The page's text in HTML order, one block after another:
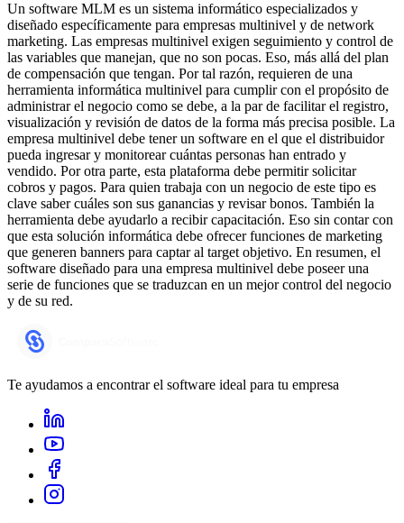
Un software MLM es un sistema informático especializados y
diseñado específicamente para empresas multinivel y de network
marketing. Las empresas multinivel exigen seguimiento y control de
las variables que manejan, que no son pocas. Eso, más allá del plan
de compensación que tengan. Por tal razón, requieren de una
herramienta informática multinivel para cumplir con el propósito de
administrar el negocio como se debe, a la par de facilitar el registro,
visualización y revisión de datos de la forma más precisa posible. La
empresa multinivel debe tener un software en el que el distribuidor
pueda ingresar y monitorear cuántas personas han entrado y
vendido. Por otra parte, esta plataforma debe permitir solicitar
cobros y pagos. Para quien trabaja con un negocio de este tipo es
clave saber cuáles son sus ganancias y revisar bonos. También la
herramienta debe ayudarlo a recibir capacitación. Eso sin contar con
que esta solución informática debe ofrecer funciones de marketing
que generen banners para captar al target objetivo. En resumen, el
software diseñado para una empresa multinivel debe poseer una
serie de funciones que se traduzcan en un mejor control del negocio
y de su red.
Te ayudamos a encontrar el software ideal para tu empresa